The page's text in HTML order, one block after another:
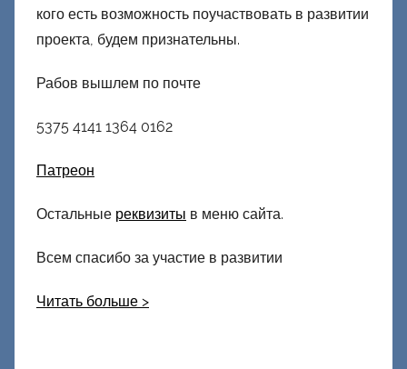
кого есть возможность поучаствовать в развитии
проекта, будем признательны.
Рабов вышлем по почте
5375 4141 1364 0162
Патреон
Остальные реквизиты в меню сайта.
Всем спасибо за участие в развитии
Читать больше >